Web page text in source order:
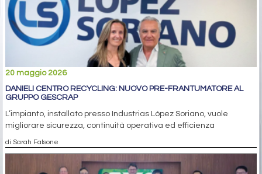
20 maggio 2026
DANIELI CENTRO RECYCLING: NUOVO PRE-FRANTUMATORE AL
GRUPPO GESCRAP
L’impianto, installato presso Industrias López Soriano, vuole
migliorare sicurezza, continuità operativa ed efficienza
di Sarah Falsone